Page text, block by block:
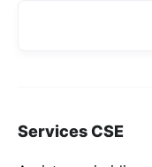
Services CSE